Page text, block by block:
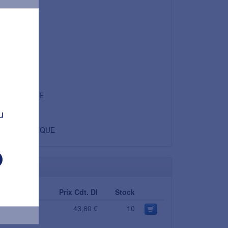
7,27 €
FRANCE
CLASSIQUE
Prix Cdt. DI
Stock
0,00 € 43,60 € 10